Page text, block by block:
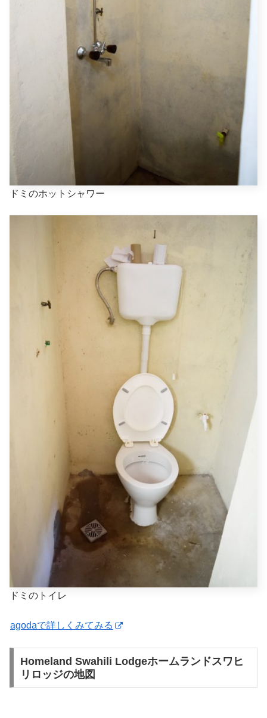
ドミのホットシャワー
ドミのトイレ
agodaで詳しくみてみる
Homeland Swahili Lodgeホームランドスワヒ
リロッジの地図